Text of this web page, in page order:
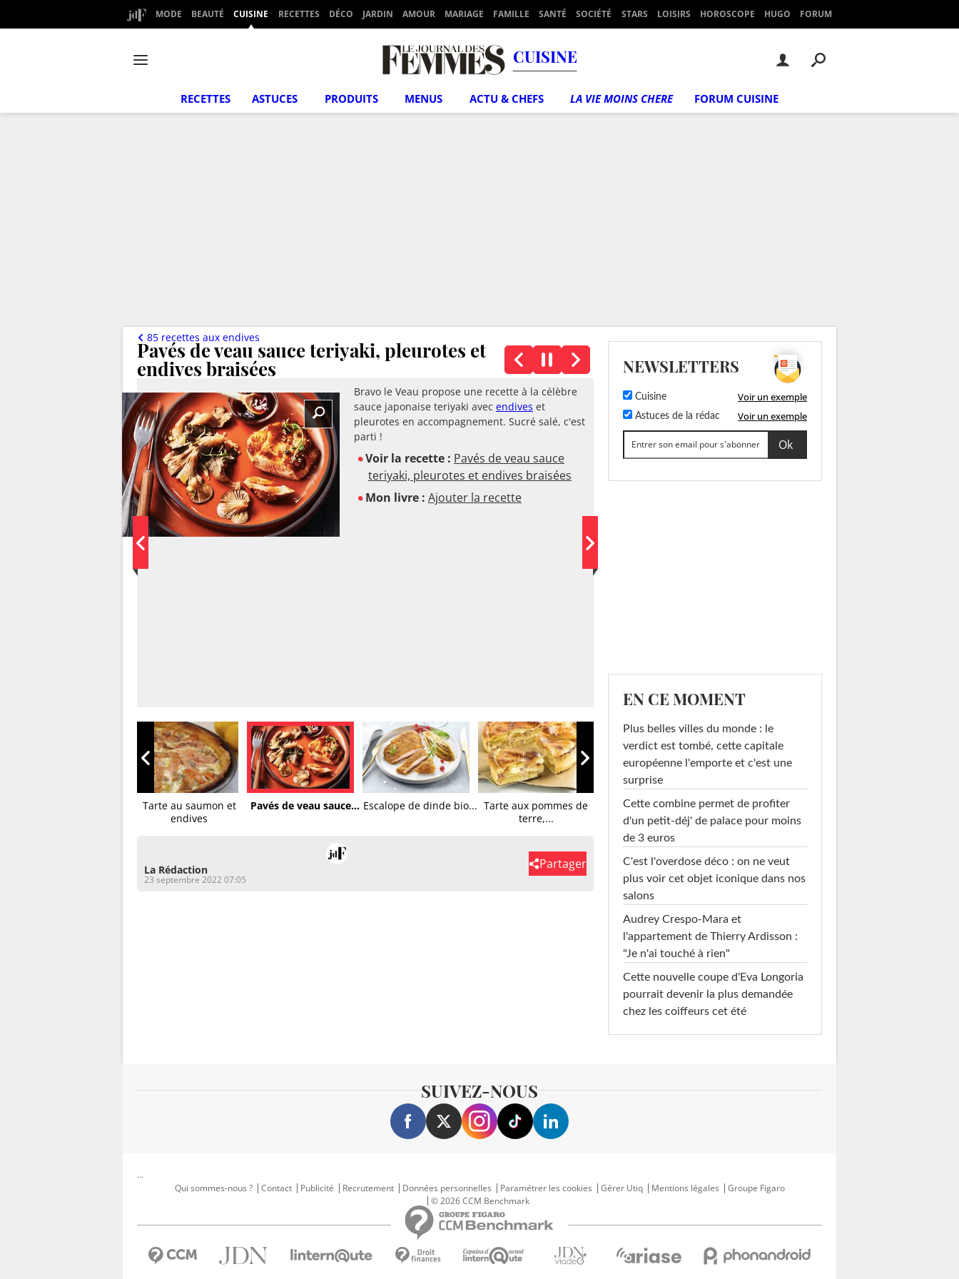
MODE BEAUTÉ CUISINE RECETTES DÉCO JARDIN AMOUR MARIAGE FAMILLE SANTÉ SOCIÉTÉ STARS LOISIRS HOROSCOPE HUGO FORUM
CUISINE
RECETTES ASTUCES PRODUITS MENUS ACTU & CHEFS LA VIE MOINS CHERE FORUM CUISINE
Pavés de veau sauce teriyaki, pleurotes et
endives braisées
85 recettes aux endives
Bravo le Veau propose une recette à la célèbre
sauce japonaise teriyaki avec endives et
pleurotes en accompagnement. Sucré salé, c'est
parti !
Voir la recette : Pavés de veau sauce
teriyaki, pleurotes et endives braisées
Mon livre : Ajouter la recette
Tarte au saumon et
endives
Pavés de veau sauce... Escalope de dinde bio... Tarte aux pommes de
terre,...
La Rédaction
23 septembre 2022 07:05
Partager
NEWSLETTERS
Cuisine Voir un exemple
Astuces de la rédac Voir un exemple
EN CE MOMENT
Plus belles villes du monde : le
verdict est tombé, cette capitale
européenne l'emporte et c'est une
surprise
Cette combine permet de profiter
d'un petit-déj' de palace pour moins
de 3 euros
C'est l'overdose déco : on ne veut
plus voir cet objet iconique dans nos
salons
Audrey Crespo-Mara et
l'appartement de Thierry Ardisson :
"Je n'ai touché à rien"
Cette nouvelle coupe d'Eva Longoria
pourrait devenir la plus demandée
chez les coiffeurs cet été
SUIVEZ-NOUS
...
Qui sommes-nous ?
Contact Publicité Recrutement Données personnelles Paramétrer les cookies Gérer Utiq Mentions légales
Groupe Figaro
© 2026 CCM Benchmark